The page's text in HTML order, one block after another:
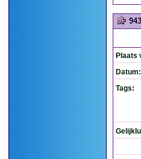
Plaats
Datum:
Tags: